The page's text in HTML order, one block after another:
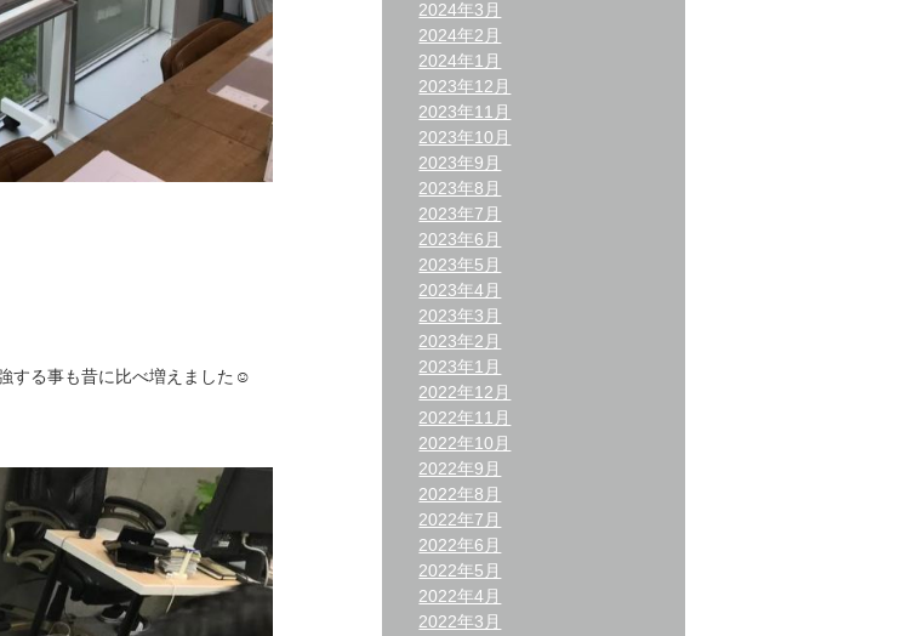
する事も昔に比べ増えました☺
2024年3月
2024年2月
2024年1月
2023年12月
2023年11月
2023年10月
2023年9月
2023年8月
2023年7月
2023年6月
2023年5月
2023年4月
2023年3月
2023年2月
2023年1月
2022年12月
2022年11月
2022年10月
2022年9月
2022年8月
2022年7月
2022年6月
2022年5月
2022年4月
2022年3月